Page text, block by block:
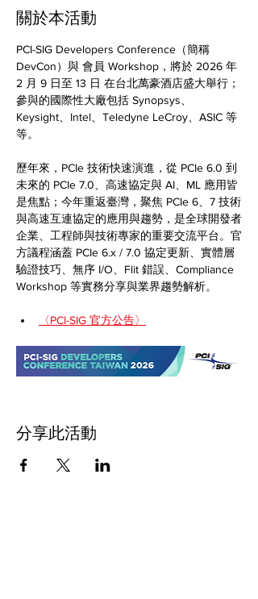
關於本活動
PCI-SIG Developers Conference（簡稱
DevCon）與 會員 Workshop，將於 2026 年
2 月 9 日至 13 日 在台北萬豪酒店盛大舉行；
參與的國際性大廠包括 Synopsys、
Keysight、Intel、Teledyne LeCroy、ASIC 等
等。
歷年來，PCIe 技術快速演進，從 PCIe 6.0 到
未來的 PCIe 7.0、高速協定與 AI、ML 應用皆
是焦點；今年重返臺灣，聚焦 PCIe 6、7 技術
與高速互連協定的應用與趨勢，是全球開發者
企業、工程師與技術專家的重要交流平台。官
方議程涵蓋 PCIe 6.x / 7.0 協定更新、實體層
驗證技巧、無序 I/O、Flit 錯誤、Compliance
Workshop 等實務分享與業界趨勢解析。
〈PCI-SIG 官方公告〉
分享此活動